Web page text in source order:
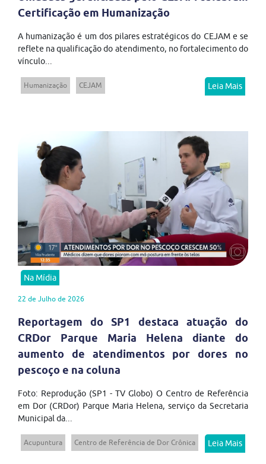
Certificação em Humanização
A humanização é um dos pilares estratégicos do CEJAM e se
reflete na qualificação do atendimento, no fortalecimento do
vínculo...
Humanização CEJAM Leia Mais
Na Mídia
22 de Julho de 2026
Reportagem do SP1 destaca atuação do
CRDor Parque Maria Helena diante do
aumento de atendimentos por dores no
pescoço e na coluna
Foto: Reprodução (SP1 - TV Globo) O Centro de Referência
em Dor (CRDor) Parque Maria Helena, serviço da Secretaria
Municipal da...
Acupuntura Centro de Referência de Dor Crônica Leia Mais